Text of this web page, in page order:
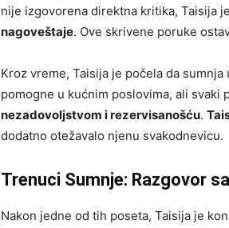
nije izgovorena direktna kritika, Taisija
nagoveštaje. Ove skrivene poruke
Kroz vreme, Taisija je počela da
pomogne u kućnim poslovima, ali svaki
nezadovoljstvom i rezervisanošću.
dodatno otežavalo njenu svakodnevicu.
Trenuci Sumnje: Razgovor
Nakon jedne od tih poseta, Taisija je